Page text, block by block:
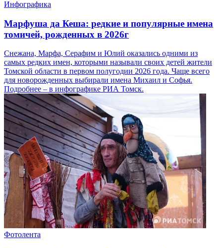
Инфографика
Марфуша да Кеша: редкие и популярные имена
томичей, рожденных в 2026г
Снежана, Марфа, Серафим и Юлий оказались одними из
самых редких имен, которыми называли своих детей жители
Томской области в первом полугодии 2026 года. Чаще всего
для новорожденных выбирали имена Михаил и Софья.
Подробнее – в инфографике РИА Томск.
Фотолента